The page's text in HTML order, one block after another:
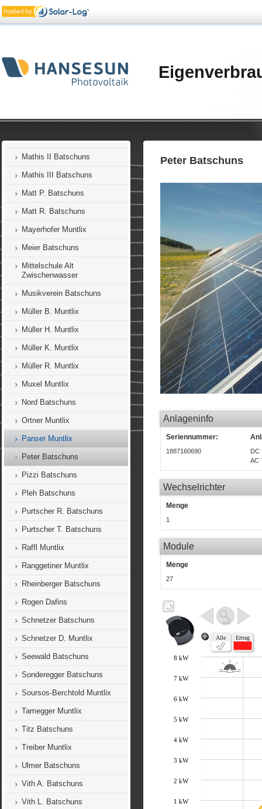
Korbel Batschuns
Linseder Batschuns
Marte-Lins Batschuns
Mathis I Batschuns
Mathis II Batschuns
Mathis III Batschuns
Matt P. Batschuns
Matt R. Batschuns
Mayerhofer Muntlix
Meier Batschuns
Mittelschule Alt
Zwischenwasser
Musikverein Batschuns
Müller B. Muntlix
Müller H. Muntlix
Müller K. Muntlix
Müller R. Muntlix
Muxel Muntlix
Nord Batschuns
Ortner Muntlix
Panser Muntlix
Peter Batschuns
Pizzi Batschuns
Pleh Batschuns
Purtscher R. Batschuns
Purtscher T. Batschuns
Raffl Muntlix
Ranggetiner Muntlix
Rheinberger Batschuns
Rogen Dafins
Schnetzer Batschuns
Schnetzer D. Muntlix
Seewald Batschuns
Sonderegger Batschuns
Soursos-Berchtold Muntlix
Tamegger Muntlix
Titz Batschuns
Treiber Muntlix
Ulmer Batschuns
Vith A. Batschuns
Vith L. Batschuns
Peter Batschuns
Anlageninfo
Seriennummer:
1887160690
DC
AC
Wechselrichter
Menge
1
Module
Menge
27